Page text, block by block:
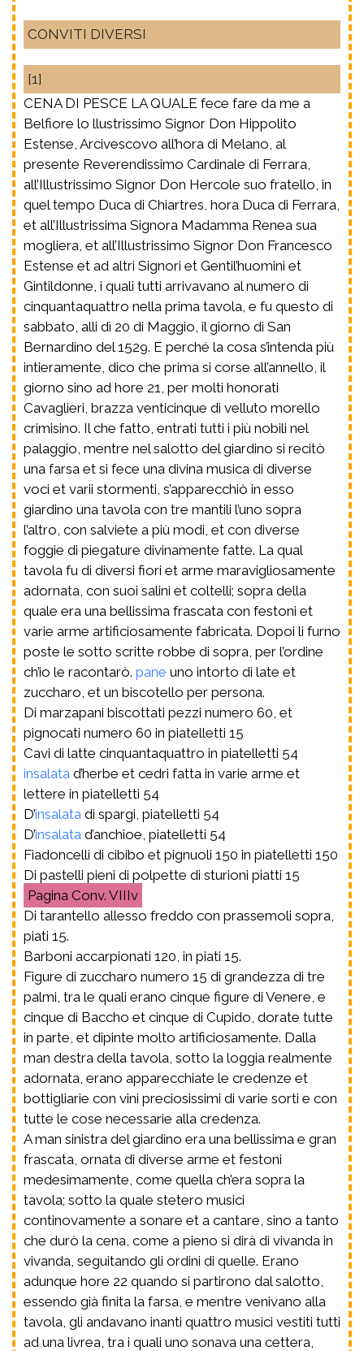
CONVITI DIVERSI
[1]
CENA DI PESCE LA QUALE fece fare da me a
Belfiore lo llustrissimo Signor Don Hippolito
Estense, Arcivescovo all’hora di Melano, al
presente Reverendissimo Cardinale di Ferrara,
all’Illustrissimo Signor Don Hercole suo fratello, in
quel tempo Duca di Chiartres, hora Duca di Ferrara,
et all’Illustrissima Signora Madamma Renea sua
mogliera, et all’Illustrissimo Signor Don Francesco
Estense et ad altri Signori et Gentil’huomini et
Gintildonne, i quali tutti arrivavano al numero di
cinquantaquattro nella prima tavola, e fu questo di
sabbato, alli dì 20 di Maggio, il giorno di San
Bernardino del 1529. E perché la cosa s’intenda più
intieramente, dico che prima si corse all’annello, il
giorno sino ad hore 21, per molti honorati
Cavaglieri, brazza venticinque di velluto morello
crimisino. Il che fatto, entrati tutti i più nobili nel
palaggio, mentre nel salotto del giardino si recitò
una farsa et si fece una divina musica di diverse
voci et varii stormenti, s’apparecchiò in esso
giardino una tavola con tre mantili l’uno sopra
l’altro, con salviete a più modi, et con diverse
foggie di piegature divinamente fatte. La qual
tavola fu di diversi fiori et arme maravigliosamente
adornata, con suoi salini et coltelli; sopra della
quale era una bellissima frascata con festoni et
varie arme artificiosamente fabricata. Dopoi li furno
poste le sotto scritte robbe di sopra, per l’ordine
ch’io le racontarò. pane uno intorto di late et
zuccharo, et un biscotello per persona.
Di marzapani biscottati pezzi numero 60, et
pignocati numero 60 in piatelletti 15
Cavi di latte cinquantaquattro in piatelletti 54
insalata d’herbe et cedri fatta in varie arme et
lettere in piatelletti 54
D’insalata di spargi, piatelletti 54
D’insalata d’anchioe, piatelletti 54
Fiadoncelli di cibibo et pignuoli 150 in piatelletti 150
Di pastelli pieni di polpette di sturioni piatti 15
Conv. VIIIv
Di tarantello allesso freddo con prassemoli sopra,
piati 15.
Barboni accarpionati 120, in piati 15.
Figure di zuccharo numero 15 di grandezza di tre
palmi, tra le quali erano cinque figure di Venere, e
cinque di Baccho et cinque di Cupido, dorate tutte
in parte, et dipinte molto artificiosamente. Dalla
man destra della tavola, sotto la loggia realmente
adornata, erano apparecchiate le credenze et
bottigliarie con vini preciosissimi di varie sorti e con
tutte le cose necessarie alla credenza.
A man sinistra del giardino era una bellissima e gran
frascata, ornata di diverse arme et festoni
medesimamente, come quella ch’era sopra la
tavola; sotto la quale stetero musici
continovamente a sonare et a cantare, sino a tanto
che durò la cena, come a pieno si dirà di vivanda in
vivanda, seguitando gli ordini di quelle. Erano
adunque hore 22 quando si partirono dal salotto,
essendo già finita la farsa, e mentre venivano alla
tavola, gli andavano inanti quattro musici vestiti tutti
ad una livrea, tra i quali uno sonava una cettera,